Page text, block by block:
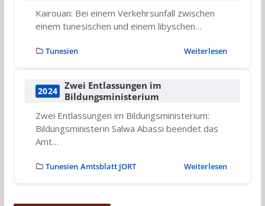
Kairouan: Bei einem Verkehrsunfall zwischen
einem tunesischen und einem libyschen…
Tunesien Weiterlesen
2024
Zwei Entlassungen im
Bildungsministerium
Zwei Entlassungen im Bildungsministerium:
Bildungsministerin Salwa Abassi beendet das
Amt…
Tunesien, Amtsblatt JORT Weiterlesen